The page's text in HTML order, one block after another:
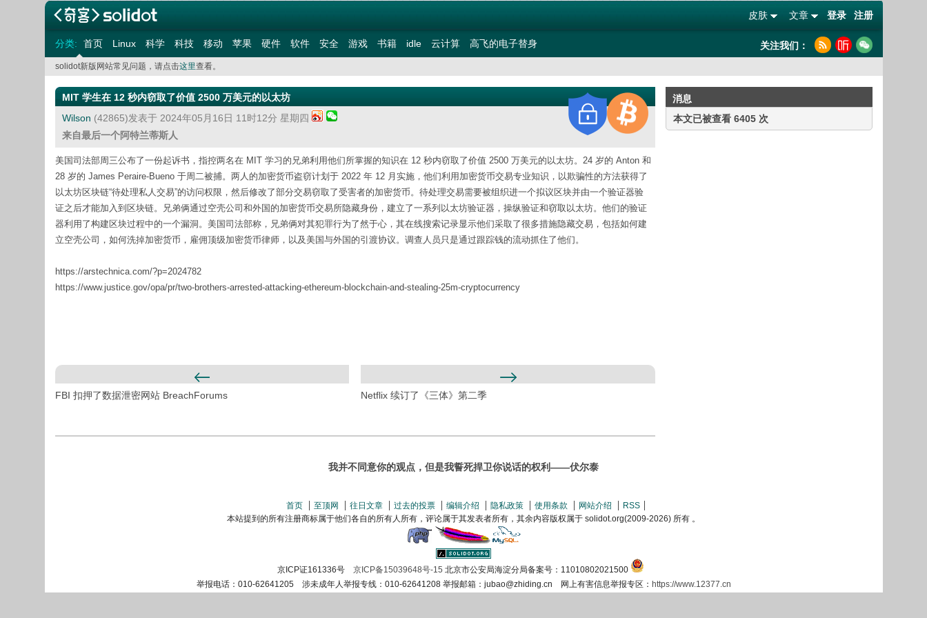
登录 注册
文章
皮肤
分类: 首页 Linux 科学 科技 移动 苹果 硬件 软件 安全 游戏 书籍 idle 云计算 高飞的电子替身 关注我们：
solidot新版网站常见问题，请点击这里查看。
消息
本文已被查看 6405 次
MIT 学生在 12 秒内窃取了价值 2500 万美元的以太坊
Wilson (42865)发表于 2024年05月16日 11时12分 星期四
来自最后一个阿特兰蒂斯人
美国司法部周三公布了一份起诉书，指控两名在 MIT 学习的兄弟利用他们所掌握的知识在 12 秒内窃取了价值 2500 万美元的以太坊。24 岁的 Anton 和
28 岁的 James Peraire-Bueno 于周二被捕。两人的加密货币盗窃计划于 2022 年 12 月实施，他们利用加密货币交易专业知识，以欺骗性的方法获得了
以太坊区块链“待处理私人交易”的访问权限，然后修改了部分交易窃取了受害者的加密货币。待处理交易需要被组织进一个拟议区块并由一个验证器验
证之后才能加入到区块链。兄弟俩通过空壳公司和外国的加密货币交易所隐藏身份，建立了一系列以太坊验证器，操纵验证和窃取以太坊。他们的验证
器利用了构建区块过程中的一个漏洞。美国司法部称，兄弟俩对其犯罪行为了然于心，其在线搜索记录显示他们采取了很多措施隐藏交易，包括如何建
立空壳公司，如何洗掉加密货币，雇佣顶级加密货币律师，以及美国与外国的引渡协议。调查人员只是通过跟踪钱的流动抓住了他们。
https://arstechnica.com/?p=2024782
https://www.justice.gov/opa/pr/two-brothers-arrested-attacking-ethereum-blockchain-and-stealing-25m-cryptocurrency
FBI 扣押了数据泄密网站 BreachForums Netflix 续订了《三体》第二季
我并不同意你的观点，但是我誓死捍卫你说话的权利——伏尔泰
首页 至顶网 往日文章 过去的投票 编辑介绍 隐私政策 使用条款 网站介绍
RSS
本站提到的所有注册商标属于他们各自的所有人所有，评论属于其发表者所有，其余内容版权属于 solidot.org(2009-2026) 所有 。
京ICP证161336号 京ICP备15039648号-15 北京市公安局海淀分局备案号：11010802021500
举报电话：010-62641205 涉未成年人举报专线：010-62641208 举报邮箱：jubao@zhiding.cn 网上有害信息举报专区： https://www.12377.cn